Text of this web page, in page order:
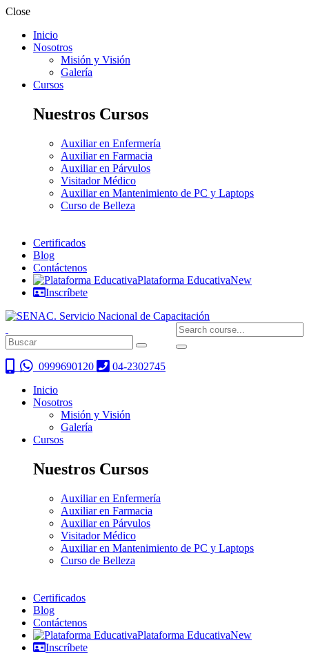
Close
Inicio
Nosotros
Misión y Visión
Galería
Cursos
Nuestros Cursos
Auxiliar en Enfermería
Auxiliar en Farmacia
Auxiliar en Párvulos
Visitador Médico
Auxiliar en Mantenimiento de PC y Laptops
Curso de Belleza
Certificados
Blog
Contáctenos
Plataforma EducativaNew
Inscríbete
0999690120
04-2302745
Inicio
Nosotros
Misión y Visión
Galería
Cursos
Nuestros Cursos
Auxiliar en Enfermería
Auxiliar en Farmacia
Auxiliar en Párvulos
Visitador Médico
Auxiliar en Mantenimiento de PC y Laptops
Curso de Belleza
Certificados
Blog
Contáctenos
Plataforma EducativaNew
Inscríbete